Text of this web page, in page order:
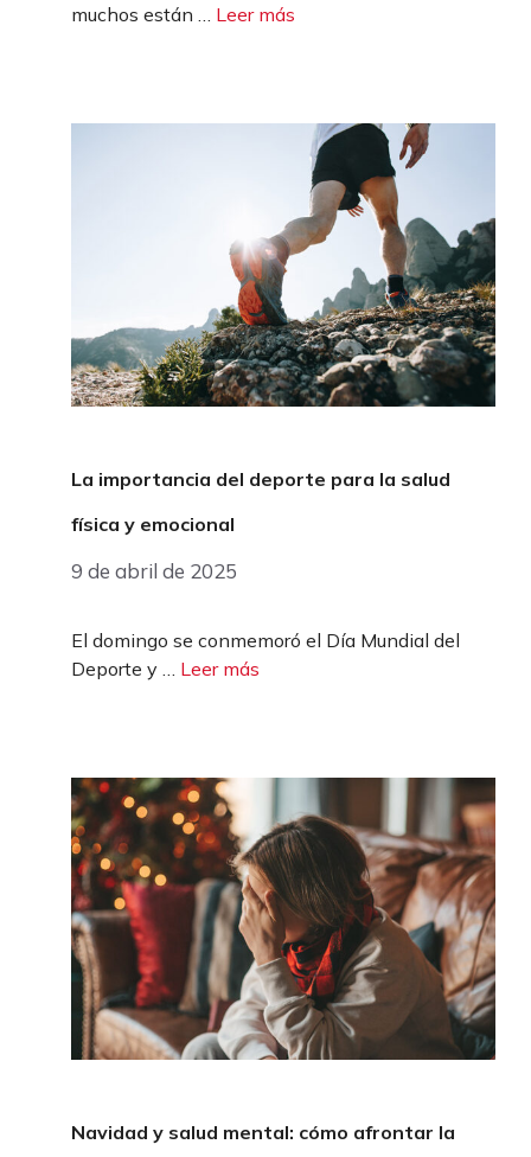
muchos están … Leer más
La importancia del deporte para la salud
física y emocional
9 de abril de 2025
El domingo se conmemoró el Día Mundial del
Deporte y … Leer más
Navidad y salud mental: cómo afrontar la